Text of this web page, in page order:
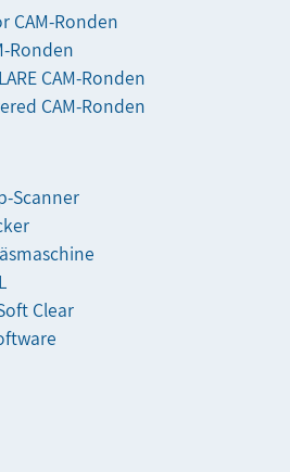
CAM-Ronden
Ronden
CAM-Ronden
CAM-Ronden
Scanner
Clear